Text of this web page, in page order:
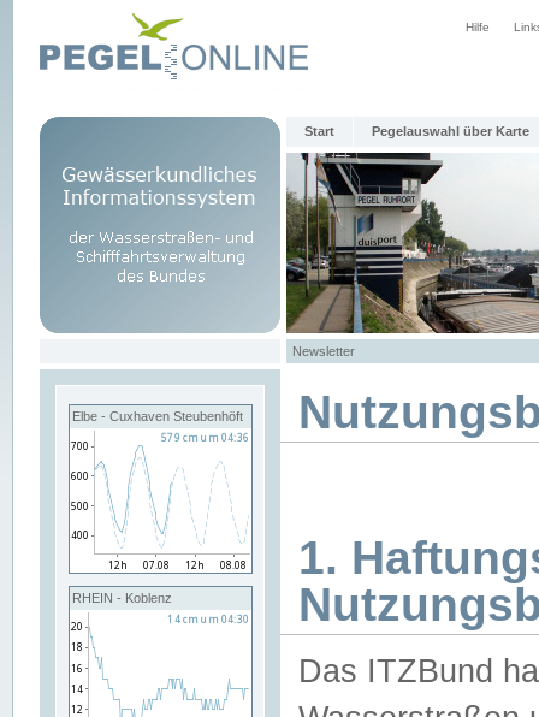
Hilfe
Start Pegelauswahl über Karte
Newsletter
Elbe - Cuxhaven Steubenhöft
RHEIN - Koblenz
1.
Das ITZBund